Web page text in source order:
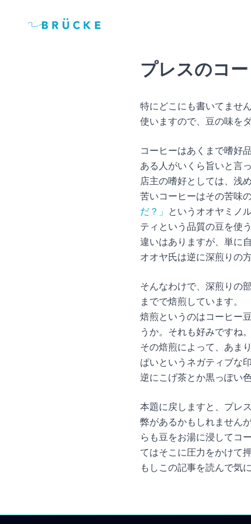
プレスのコ
特にどこにも書いてませ
使いますので、豆の味を
コーヒーはあくまで嗜好
ある人がいくら旨いと言
店主の嗜好としては、浅
苦いコーヒーはその苦味
だ？」 というオオヤミノ
ティという品質の豆を使
違いはありますが、単に
オオヤ氏は逆に深煎りの
そんなわけで、深煎りの
までで焙煎しています。
焙煎というのはコーヒー
うか。それも好みですね。
その焙煎によって、あま
ぱいというネガティブな
逆にこげ茶とか黒っぽい
本題に戻しますと、プレ
弊があるかもしれません
らも豆をお湯に浸してコ
てはそこに圧力をかけて
もしこの記事を読んで気